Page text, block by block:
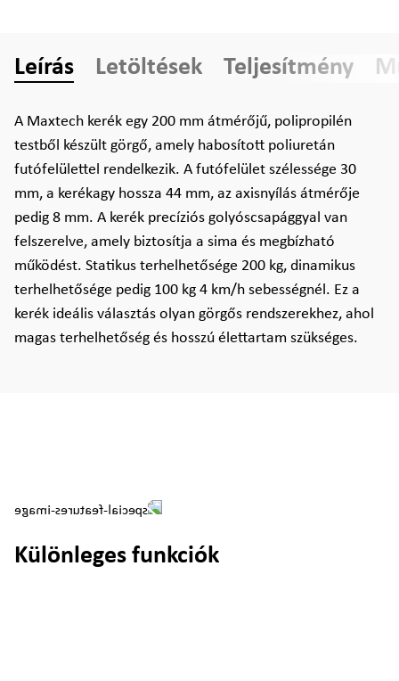
Leírás Letöltések Teljesítmény
A Maxtech kerék egy 200 mm átmérőjű, polipropilén
testből készült görgő, amely habosított poliuretán
futófelülettel rendelkezik. A futófelület szélessége 30
mm, a kerékagy hossza 44 mm, az axisnyílás átmérője
pedig 8 mm. A kerék precíziós golyóscsapággyal van
felszerelve, amely biztosítja a sima és megbízható
működést. Statikus terhelhetősége 200 kg, dinamikus
terhelhetősége pedig 100 kg 4 km/h sebességnél. Ez a
kerék ideális választás olyan görgős rendszerekhez, ahol
magas terhelhetőség és hosszú élettartam szükséges.
Különleges funkciók